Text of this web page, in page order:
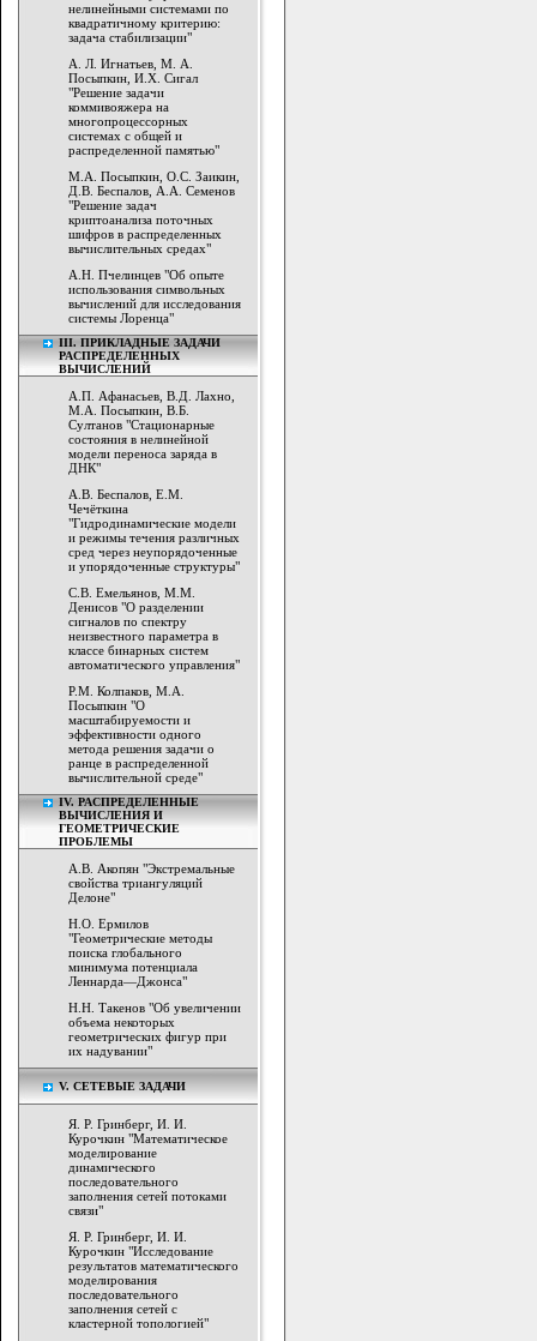
нелинейными системами по
квадратичному критерию:
задача стабилизации"
А. Л. Игнатьев, М. А.
Посыпкин, И.Х. Сигал
"Решение задачи
коммивояжера на
многопроцессорных
системах с общей и
распределенной памятью"
М.А. Посыпкин, О.С. Заикин,
Д.В. Беспалов, А.А. Семенов
"Решение задач
криптоанализа поточных
шифров в распределенных
вычислительных средах"
А.Н. Пчелинцев "Об опыте
использования символьных
вычислений для исследования
системы Лоренца"
III. ПРИКЛАДНЫЕ ЗАДАЧИ
РАСПРЕДЕЛЕННЫХ
ВЫЧИСЛЕНИЙ
А.П. Афанасьев, В.Д. Лахно,
М.А. Посыпкин, В.Б.
Султанов "Стационарные
состояния в нелинейной
модели переноса заряда в
ДНК"
А.В. Беспалов, Е.М.
Чечёткина
"Гидродинамические модели
и режимы течения различных
сред через неупорядоченные
и упорядоченные структуры"
С.В. Емельянов, М.М.
Денисов "О разделении
сигналов по спектру
неизвестного параметра в
классе бинарных систем
автоматического управления"
Р.М. Колпаков, М.А.
Посыпкин "О
масштабируемости и
эффективности одного
метода решения задачи о
ранце в распределенной
вычислительной среде"
IV. РАСПРЕДЕЛЕННЫЕ
ВЫЧИСЛЕНИЯ И
ГЕОМЕТРИЧЕСКИЕ
ПРОБЛЕМЫ
А.В. Акопян "Экстремальные
свойства триангуляций
Делоне"
Н.О. Ермилов
"Геометрические методы
поиска глобального
минимума потенциала
Леннарда—Джонса"
Н.Н. Такенов "Об увеличении
объема некоторых
геометрических фигур при
их надувании"
V. СЕТЕВЫЕ ЗАДАЧИ
Я. Р. Гринберг, И. И.
Курочкин "Математическое
моделирование
динамического
последовательного
заполнения сетей потоками
связи"
Я. Р. Гринберг, И. И.
Курочкин "Исследование
результатов математического
моделирования
последовательного
заполнения сетей с
кластерной топологией"